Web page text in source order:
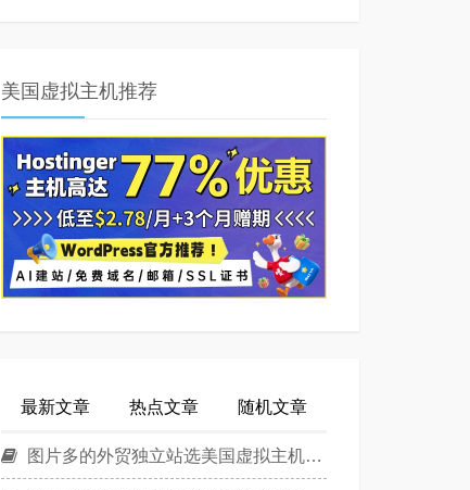
美国虚拟主机推荐
最新文章 热点文章 随机文章
图片多的外贸独立站选美国虚拟主机还是美国云主机？